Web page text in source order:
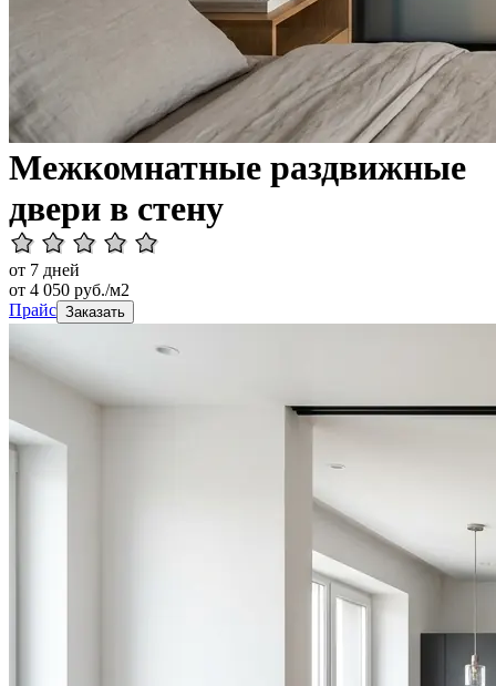
Межкомнатные раздвижные
двери в стену
от 7 дней
от 4 050 руб./м2
Прайс Заказать